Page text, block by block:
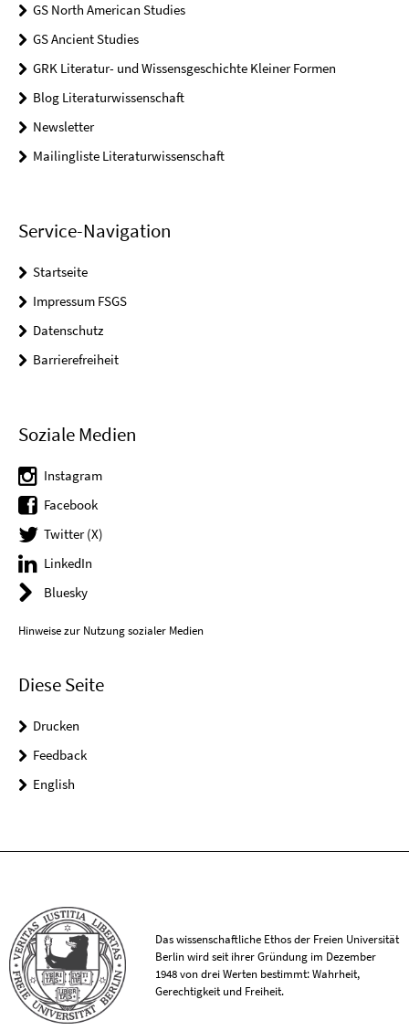
GS North American Studies
GS Ancient Studies
GRK Literatur- und Wissensgeschichte Kleiner Formen
Blog Literaturwissenschaft
Newsletter
Mailingliste Literaturwissenschaft
Service-Navigation
Startseite
Impressum FSGS
Datenschutz
Barrierefreiheit
Soziale Medien
Instagram
Facebook
Twitter (X)
LinkedIn
Bluesky
Hinweise zur Nutzung sozialer Medien
Diese Seite
Drucken
Feedback
English
Das wissenschaftliche Ethos der Freien Universität
Berlin wird seit ihrer Gründung im Dezember
1948 von drei Werten bestimmt: Wahrheit,
Gerechtigkeit und Freiheit.